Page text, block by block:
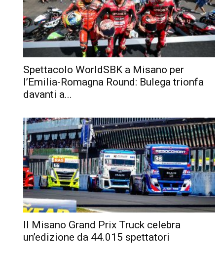
Spettacolo WorldSBK a Misano per
l’Emilia-Romagna Round: Bulega trionfa
davanti a...
Il Misano Grand Prix Truck celebra
un’edizione da 44.015 spettatori